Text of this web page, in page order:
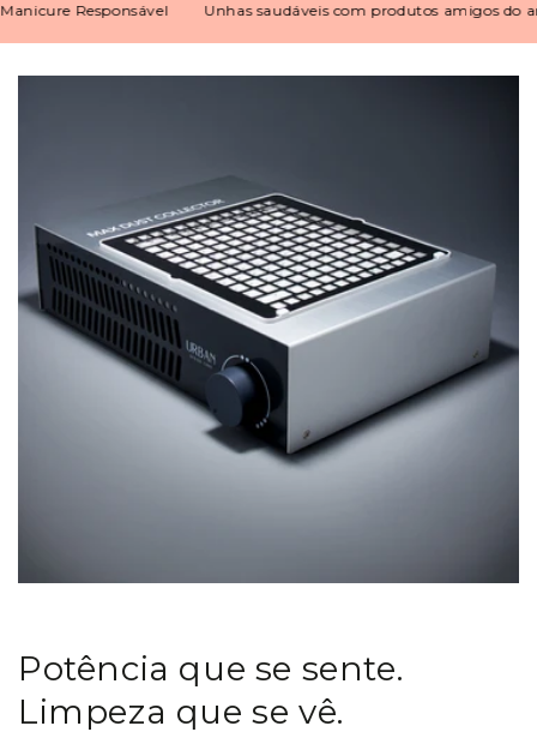
Responsável Unhas saudáveis com produtos amigos do
Potência que se sente.
Limpeza que se vê.